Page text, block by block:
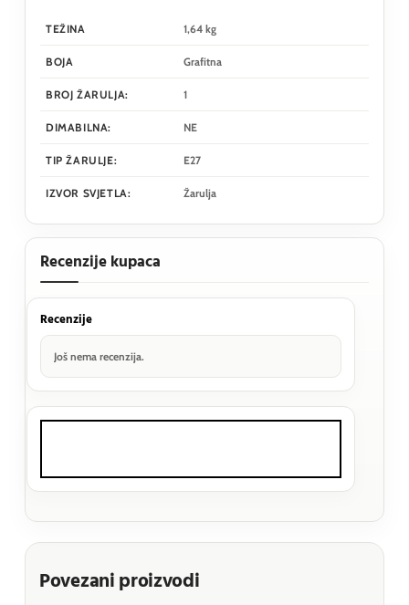
TEŽINA 1,64 kg
BOJA Grafitna
BROJ ŽARULJA: 1
DIMABILNA: NE
TIP ŽARULJE: E27
IZVOR SVJETLA: Žarulja
Recenzije kupaca
Recenzije
Još nema recenzija.
Povezani proizvodi